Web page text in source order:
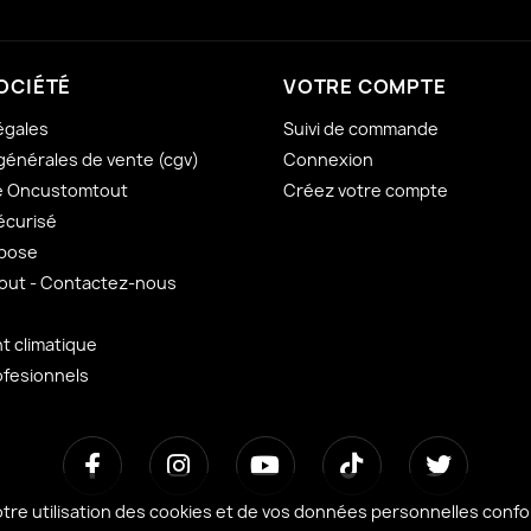
utilisation des cookies et de vos données personnelles
de vente (cgv)
Oncustomtout
- Contactez-nous
climatique
VOTRE COMPTE
Suivi de commande
Connexion
Créez votre compte
utilisation des cookies et de vos données personnelles